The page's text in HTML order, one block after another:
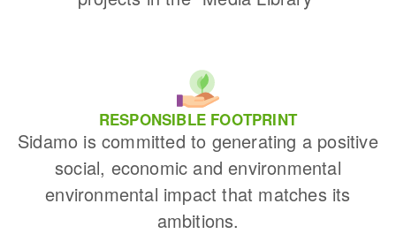
RESPONSIBLE FOOTPRINT
Sidamo is committed to generating a positive
social, economic and environmental
environmental impact that matches its
ambitions.